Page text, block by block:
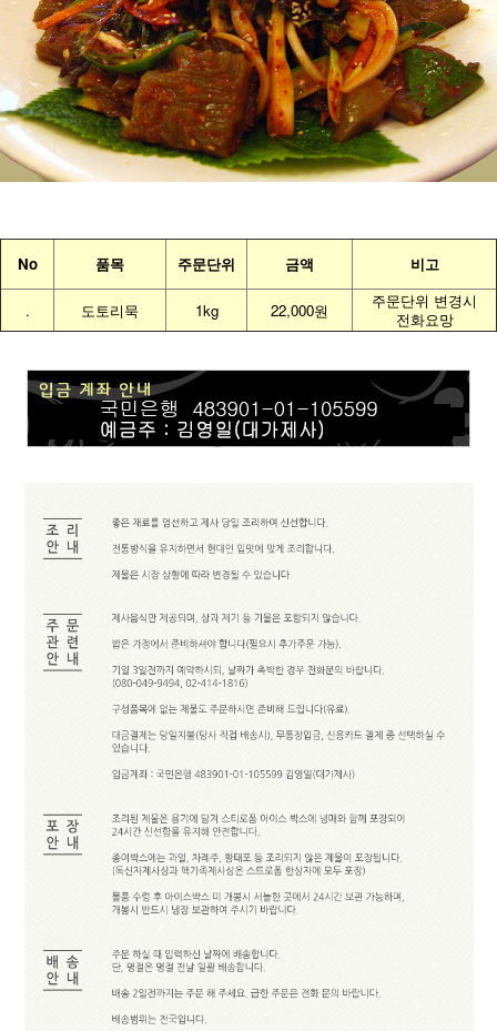
No 품목 주문단위 금액 비고
. 도토리묵 1kg 22,000원
주문단위 변경시
전화요망